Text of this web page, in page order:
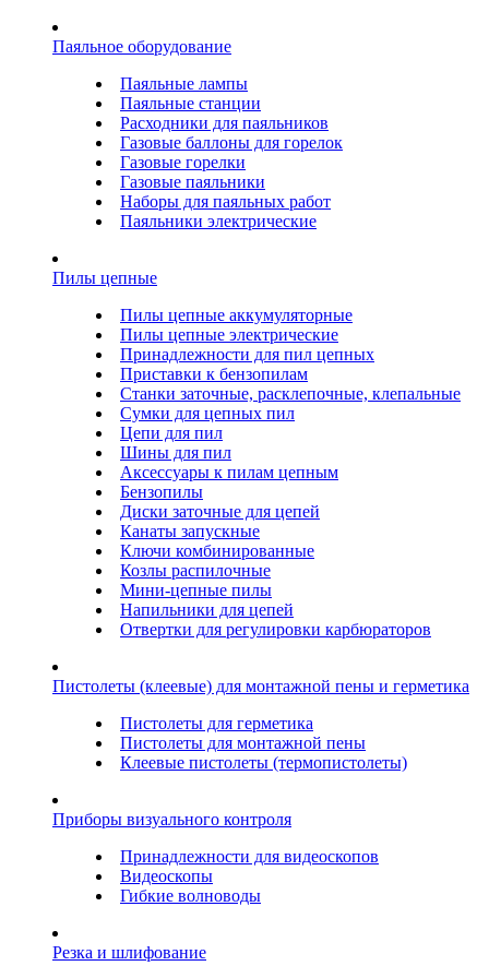
Паяльное оборудование
Паяльные лампы
Паяльные станции
Расходники для паяльников
Газовые баллоны для горелок
Газовые горелки
Газовые паяльники
Наборы для паяльных работ
Паяльники электрические
Пилы цепные
Пилы цепные аккумуляторные
Пилы цепные электрические
Принадлежности для пил цепных
Приставки к бензопилам
Станки заточные, расклепочные, клепальные
Сумки для цепных пил
Цепи для пил
Шины для пил
Аксессуары к пилам цепным
Бензопилы
Диски заточные для цепей
Канаты запускные
Ключи комбинированные
Козлы распилочные
Мини-цепные пилы
Напильники для цепей
Отвертки для регулировки карбюраторов
Пистолеты (клеевые) для монтажной пены и герметика
Пистолеты для герметика
Пистолеты для монтажной пены
Клеевые пистолеты (термопистолеты)
Приборы визуального контроля
Принадлежности для видеоскопов
Видеоскопы
Гибкие волноводы
Резка и шлифование